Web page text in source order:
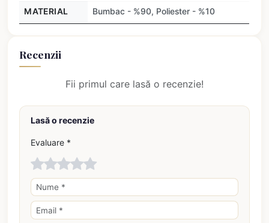
MATERIAL Bumbac - %90, Poliester - %10
Recenzii
Fii primul care lasă o recenzie!
Lasă o recenzie
Evaluare *